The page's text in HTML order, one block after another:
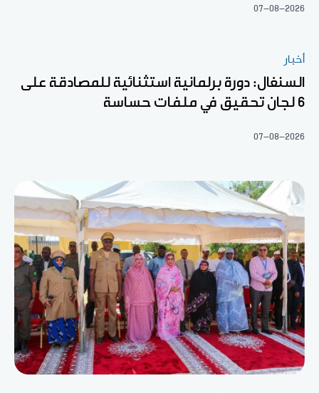
07-08-2026
أخبار
السنغال: دورة برلمانية استثنائية للمصادقة على
6 لجان تحقيق في ملفات حساسة
07-08-2026